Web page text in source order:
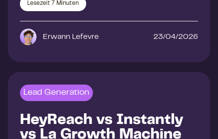
Lesezeit 7 Minuten
Erwann Lefevre 23/04/2026
Lead Generation
HeyReach vs Instantly
vs La Growth Machine